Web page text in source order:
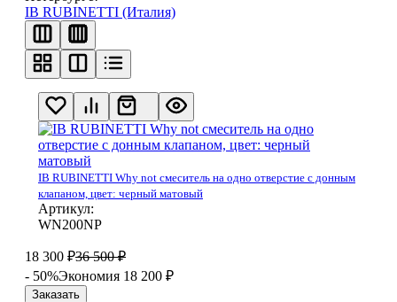
IB RUBINETTI (Италия)
IB RUBINETTI Why not смеситель на одно отверстие с донным
клапаном, цвет: черный матовый
Артикул:
WN200NP
18 300 ₽36 500 ₽
- 50%Экономия 18 200 ₽
Заказать